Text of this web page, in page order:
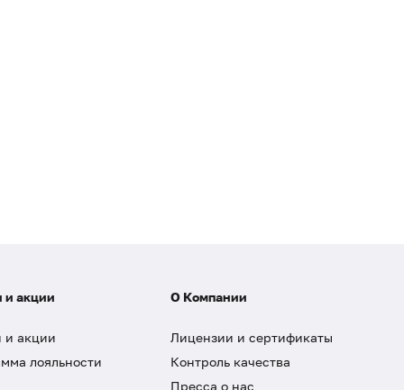
и акции
и акции
лояльности
О Компании
Лицензии и сертификаты
Контроль качества
Пресса о нас